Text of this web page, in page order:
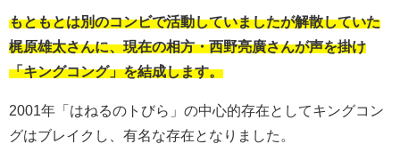
もともとは別のコンビで活動していましたが解散していた
梶原雄太さんに、現在の相方・西野亮廣さんが声を掛け
「キングコング」を結成します。
2001年「はねるのトびら」の中心的存在としてキングコン
グはブレイクし、有名な存在となりました。